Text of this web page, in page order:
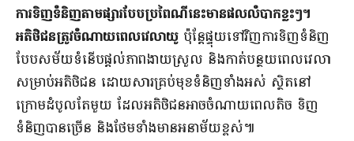
ការទិញទំនិញតាមផ្សារបែបប្រពៃណីនេះមានផលលំបាកខ្លះៗ។
អតិថិជនត្រូវចំណាយពេលវេលាយូ ប៉ុន្តែ​ផ្ទុយទៅវិញការទិញទំនិញ
បែបសម័យទំនើបផ្ដល់ភាពងាយស្រួល និងកាត់បន្ថយពេលវេលា
សម្រាប់អតិថិជន ដោយសារគ្រប់មុខទំនិញទាំងអស់ ស្ថិតនៅ
ក្រោមដំបូលតែមួយ ដែលអតិថិជនអាចចំណាយពេលតិច ទិញ
ទំនិញបានច្រើន និងថែមទាំងមានអនាម័យខ្ពស់៕